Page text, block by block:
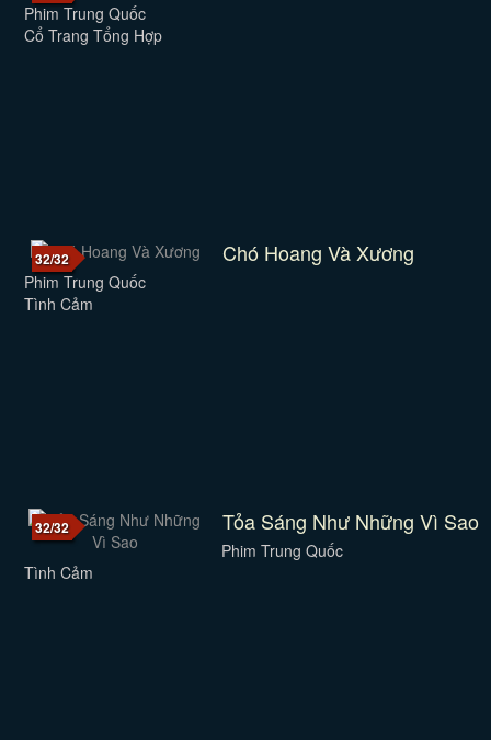
Phim Trung Quốc
Cổ Trang Tổng Hợp
32/32 Chó Hoang Và Xương
Phim Trung Quốc
Tình Cảm
32/32 Tỏa Sáng Như Những Vì Sao
Phim Trung Quốc
Tình Cảm